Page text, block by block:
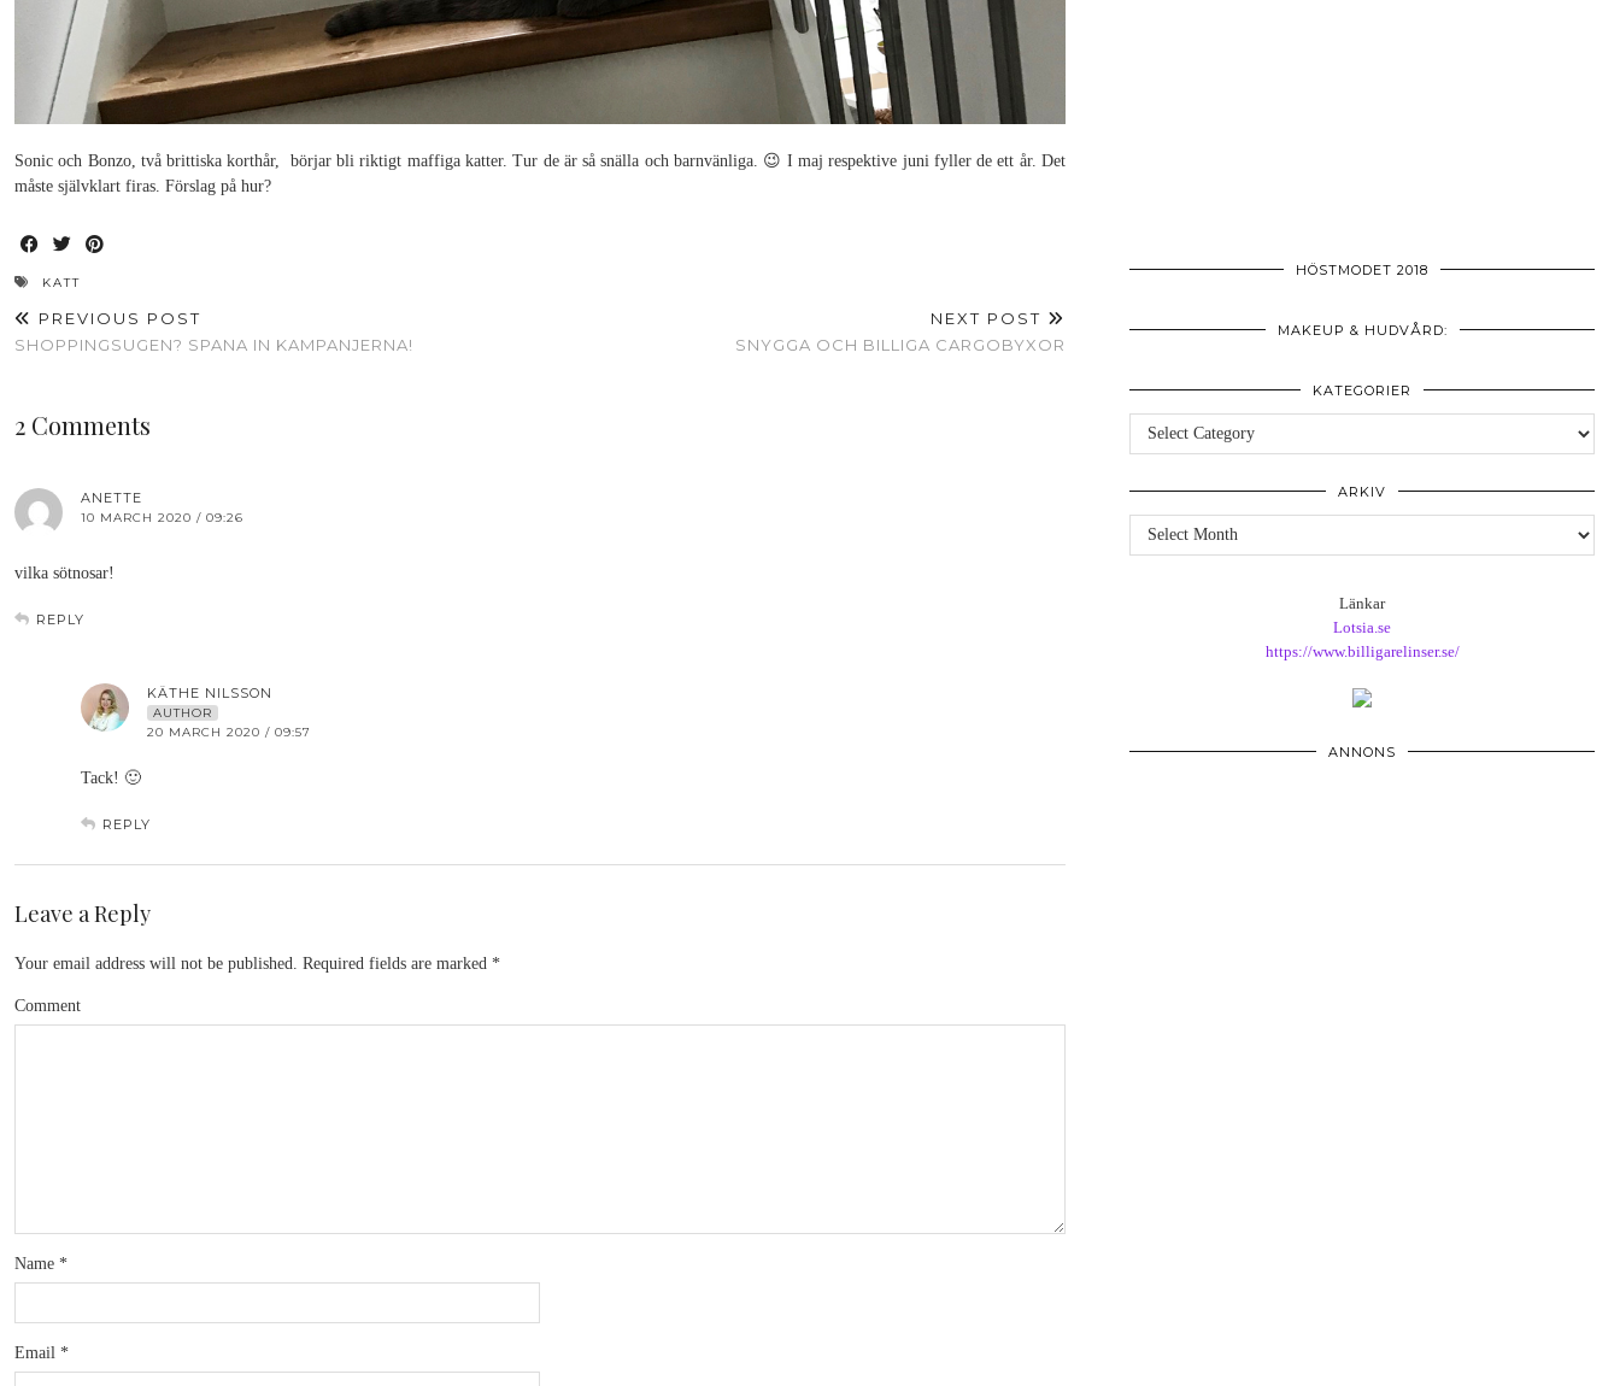
Sonic och Bonzo, två brittiska korthår, börjar bli riktigt maffiga katter. Tur de är så snälla och barnvänliga. 😉 I maj respektive juni fyller de ett år. Det
måste självklart firas. Förslag på hur?
KATT
PREVIOUS POST
SHOPPINGSUGEN? SPANA IN KAMPANJERNA!
NEXT POST
SNYGGA OCH BILLIGA CARGOBYXOR
2 Comments
ANETTE
10 MARCH 2020 / 09:26
vilka sötnosar!
REPLY
KÄTHE NILSSON
AUTHOR
20 MARCH 2020 / 09:57
Tack! 🙂
REPLY
Leave a Reply
Your email address will not be published. Required fields are marked *
Comment
Name *
Email *
HÖSTMODET 2018
MAKEUP & HUDVÅRD:
KATEGORIER
Kategorier
ARKIV
Arkiv
Länkar
Lotsia.se
https://www.billigarelinser.se/
ANNONS